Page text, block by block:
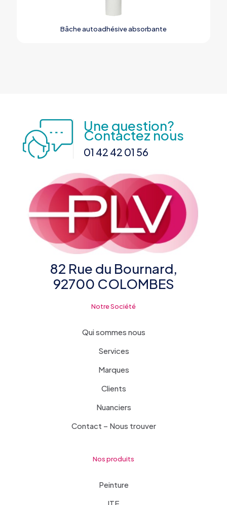
Bâche autoadhésive absorbante
Une question?
Contactez nous
01 42 42 01 56
82 Rue du Bournard,
92700 COLOMBES
Notre Société
Qui sommes nous
Services
Marques
Clients
Nuanciers
Contact – Nous trouver
Nos produits
Peinture
ITE